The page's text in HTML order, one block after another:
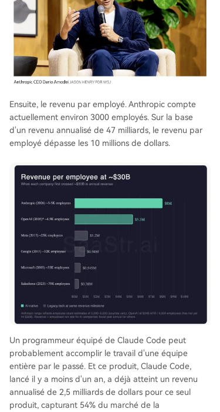
Ensuite, le revenu par employé. Anthropic compte
actuellement environ 3000 employés. Sur la base
d'un revenu annualisé de 47 milliards, le revenu par
employé dépasse les 10 millions de dollars.
Un programmeur équipé de Claude Code peut
probablement accomplir le travail d'une équipe
entière par le passé. Et ce produit, Claude Code,
lancé il y a moins d'un an, a déjà atteint un revenu
annualisé de 2,5 milliards de dollars pour ce seul
produit, capturant 54% du marché de la